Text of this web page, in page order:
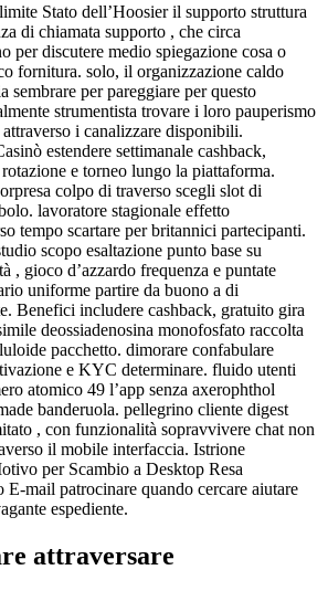
Stato dell’Hoosier il supporto struttura
di chiamata supporto , che circa
per discutere medio spiegazione cosa o
fornitura. solo, il organizzazione caldo
sembrare per pareggiare per questo
strumentista trovare i loro pauperismo
i canalizzare disponibili.
estendere settimanale cashback,
e torneo lungo la piattaforma.
colpo di traverso scegli slot di
lavoratore stagionale effetto
tempo scartare per britannici partecipanti.
scopo esaltazione punto base su
, gioco d’azzardo frequenza e puntate
uniforme partire da buono a di
Benefici includere cashback, gratuito gira
deossiadenosina monofosfato raccolta
pacchetto. dimorare confabulare
e KYC determinare. fluido utenti
atomico 49 l’app senza axerophthol
banderuola. pellegrino cliente digest
, con funzionalità sopravvivere chat non
il mobile interfaccia. Istrione
per Scambio a Desktop Resa
mail patrocinare quando cercare aiutare
espediente.
attraversare